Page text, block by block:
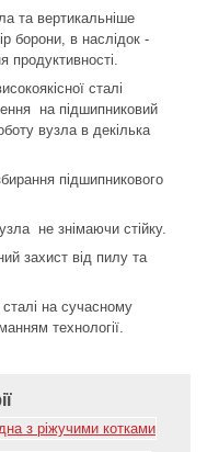
та вертикальніше
борони, в наслідок -
продуктивності.
сталі
на підшипниковий
вузла в декілька
підшипникового
не знімаючи стійку.
захист від пилу та
на сучасному
технології.